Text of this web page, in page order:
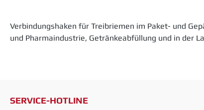
Verbindungshaken für Treibriemen im Paket- und
und Pharmaindustrie, Getränkeabfüllung und in der
SERVICE-HOTLINE